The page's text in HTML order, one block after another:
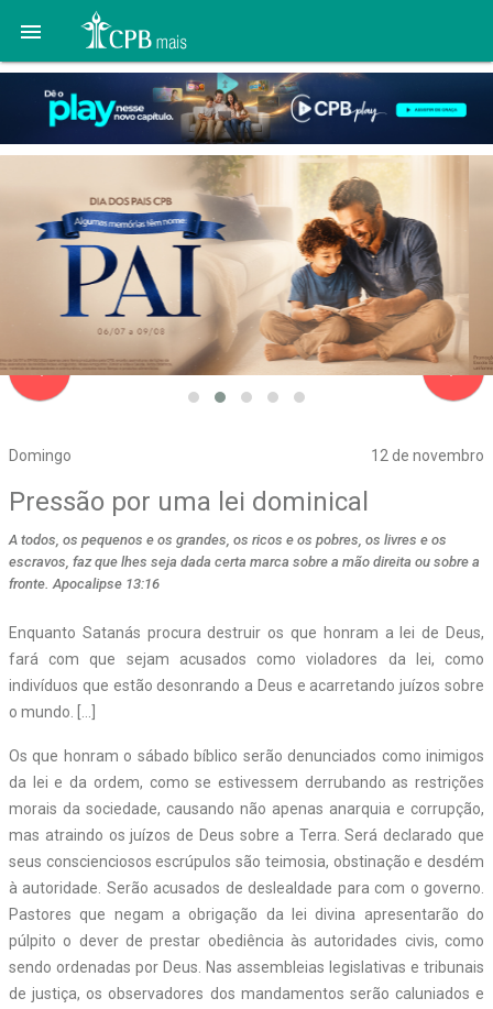

Domingo 12 de novembro
navigate_before
Pressão por uma lei dominical
A todos, os pequenos e os grandes, os ricos e os pobres, os livres e os
escravos, faz que lhes seja dada certa marca sobre a mão direita ou sobre a
fronte. Apocalipse 13:16
Enquanto Satanás procura destruir os que honram a lei de Deus,
fará com que sejam acusados como violadores da lei, como
indivíduos que estão desonrando a Deus e acarretando juízos sobre
o mundo. […]
Os que honram o sábado bíblico serão denunciados como inimigos
da lei e da ordem, como se estivessem derrubando as restrições
morais da sociedade, causando não apenas anarquia e corrupção,
mas atraindo os juízos de Deus sobre a Terra. Será declarado que
seus conscienciosos escrúpulos são teimosia, obstinação e desdém
à autoridade. Serão acusados de deslealdade para com o governo.
Pastores que negam a obrigação da lei divina apresentarão do
púlpito o dever de prestar obediência às autoridades civis, como
sendo ordenadas por Deus. Nas assembleias legislativas e tribunais
de justiça, os observadores dos mandamentos serão caluniados e
navigate_next